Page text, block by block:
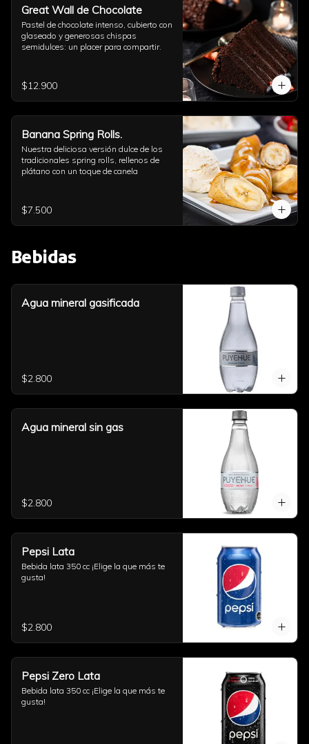
Great Wall de Chocolate
Pastel de chocolate intenso, cubierto con
glaseado y generosas chispas
semidulces: un placer para compartir.
$12.900
Banana Spring Rolls.
Nuestra deliciosa versión dulce de los
tradicionales spring rolls, rellenos de
plátano con un toque de canela
$7.500
Bebidas
Agua mineral gasificada
$2.800
Agua mineral sin gas
$2.800
Pepsi Lata
Bebida lata 350 cc ¡Elige la que más te
gusta!
$2.800
Pepsi Zero Lata
Bebida lata 350 cc ¡Elige la que más te
gusta!